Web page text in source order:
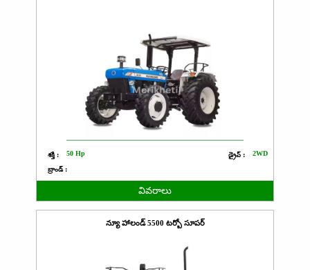
శక్తి : 50 Hp డ్రైవ్ : 2WD
బ్రాండ్ :
వివరాలు
న్యూ హాలండ్ 5500 టర్బో సూపర్